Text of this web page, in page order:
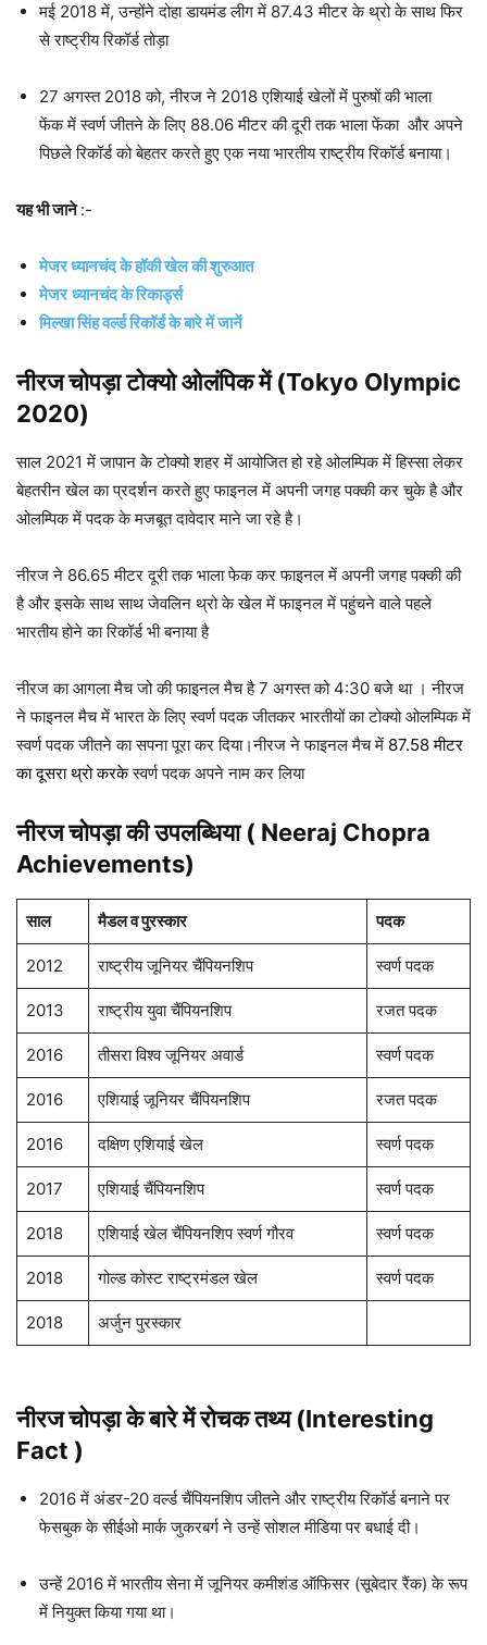
मई 2018 में, उन्होंने दोहा डायमंड लीग में 87.43 मीटर के थ्रो के साथ फिर
से राष्ट्रीय रिकॉर्ड तोड़ा
27 अगस्त 2018 को, नीरज ने 2018 एशियाई खेलों में पुरुषों की भाला
फेंक में स्वर्ण जीतने के लिए 88.06 मीटर की दूरी तक भाला फेंका और अपने
पिछले रिकॉर्ड को बेहतर करते हुए एक नया भारतीय राष्ट्रीय रिकॉर्ड बनाया।
यह भी जाने:-
मेजर ध्यानचंद के हॉकी खेल की शुरुआत
मेजर ध्यानचंद के रिकार्ड्स
मिल्खा सिंह वर्ल्ड रिकॉर्ड के बारे में जानें
नीरज चोपड़ा टोक्यो ओलंपिक में (Tokyo Olympic
2020)
साल 2021 में जापान के टोक्यो शहर में आयोजित हो रहे ओलम्पिक में हिस्सा लेकर
बेहतरीन खेल का प्रदर्शन करते हुए फाइनल में अपनी जगह पक्की कर चुके है और
ओलम्पिक में पदक के मजबूत दावेदार माने जा रहे है।
नीरज ने 86.65 मीटर दूरी तक भाला फेक कर फाइनल में अपनी जगह पक्की की
है और इसके साथ साथ जेवलिन थ्रो के खेल में फाइनल में पहुंचने वाले पहले
भारतीय होने का रिकॉर्ड भी बनाया है
नीरज का आगला मैच जो की फाइनल मैच है 7 अगस्त को 4:30 बजे था । नीरज
ने फाइनल मैच में भारत के लिए स्वर्ण पदक जीतकर भारतीयों का टोक्यो ओलम्पिक में
स्वर्ण पदक जीतने का सपना पूरा कर दिया।नीरज ने फाइनल मैच में 87.58 मीटर
का दूसरा थ्रो करकेस्वर्ण पदक अपने नाम कर लिया
नीरज चोपड़ा की उपलब्धिया ( Neeraj Chopra
Achievements)
साल मैडल व पुरस्कार पदक
2012 राष्ट्रीय जूनियर चैंपियनशिप स्वर्ण पदक
2013 राष्ट्रीय युवा चैंपियनशिप रजत पदक
2016 तीसरा विश्व जूनियर अवार्ड स्वर्ण पदक
2016 एशियाई जूनियर चैंपियनशिप रजत पदक
2016 दक्षिण एशियाई खेल स्वर्ण पदक
2017 एशियाई चैंपियनशिप स्वर्ण पदक
2018 एशियाई खेल चैंपियनशिप स्वर्ण गौरव स्वर्ण पदक
2018 गोल्ड कोस्ट राष्ट्रमंडल खेल स्वर्ण पदक
2018 अर्जुन पुरस्कार
नीरज चोपड़ाके बारे में रोचक तथ्य (Interesting
Fact )
2016 में अंडर-20 वर्ल्ड चैंपियनशिप जीतने और राष्ट्रीय रिकॉर्ड बनाने पर
फेसबुक के सीईओ मार्क जुकरबर्ग ने उन्हें सोशल मीडिया पर बधाई दी।
उन्हें 2016 में भारतीय सेना में जूनियर कमीशंड ऑफिसर (सूबेदार रैंक) के रूप
में नियुक्त किया गया था।